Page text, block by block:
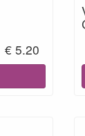
€ 5.20